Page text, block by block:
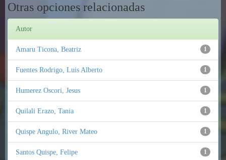
Otras opciones relacionadas
Autor
1
Amaru Ticona, Beatriz
1
Fuentes Rodrigo, Luis Alberto
1
Humerez Oscori, Jesus
1
Quilali Erazo, Tania
1
Quispe Angulo, River Mateo
1
Santos Quispe, Felipe